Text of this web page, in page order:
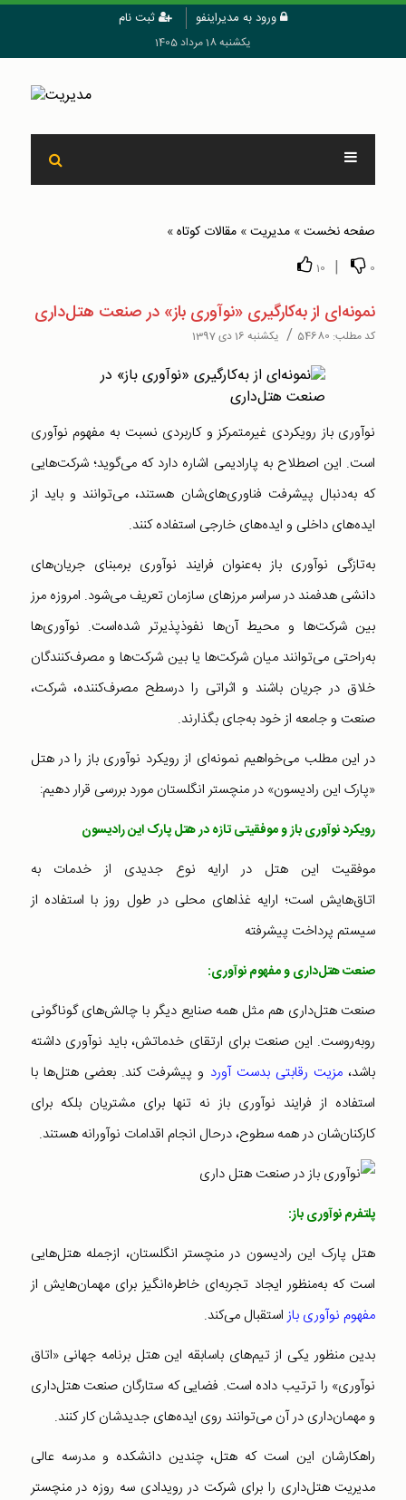
ورود به مدیراینفو ثبت نام
یکشنبه 18 مرداد 1405
صفحه نخست» مدیریت» مقالات کوتاه»
0
|
10
نمونه‌ای از به‌کارگیری «نوآوری باز» در صنعت هتل‌داری
کد مطلب: 54680
/ یکشنبه 16 دی 1397
نوآوری باز رویکردی غیرمتمرکز و کاربردی‌ نسبت به مفهوم نوآوری
است. این اصطلاح به پارادیمی اشاره دارد که می‌گوید؛ شرکت‌هایی
که به‌دنبال پیشرفت فناوری‌های‌شان هستند، می‌توانند و باید از
ایده‌های داخلی و ایده‌های خارجی استفاده کنند.
به‌تازگی نوآوری باز به‌عنوان فرایند نوآوری بر‌مبنای جریان‌های
دانشی هدفمند در سراسر مرزهای سازمان تعریف می‌شود. امروزه مرز
بین شرکت‌ها و محیط آن‌ها نفوذپذیرتر شده‌‌است‌. نوآوری‌ها
به‌راحتی می‌توانند میان شرکت‌ها یا بین شرکت‌ها و مصرف‌کنندگان
خلاق در جریان باشند و اثراتی را درسطح مصرف‌کننده، شرکت،
صنعت و جامعه از خود به‌جای بگذارند.
در این مطلب می‌خواهیم نمونه‌‌‌ای از رویکرد نوآوری باز را در هتل
«پارک این رادیسون» در منچستر انگلستان مورد بررسی قرار دهیم:
رویکرد نوآوری باز و موفقیتی تازه در هتل پارک این رادیسون
موفقیت این هتل در ارایه نوع جدیدی از خدمات به
اتاق‌هایش است؛ ارایه غذاهای محلی در طول روز با استفاده از
سیستم پرداخت پیشرفته
صنعت هتل‌داری و مفهوم نوآوری:
صنعت هتل‌داری هم مثل همه صنایع دیگر با چالش‌های گوناگونی
روبه‌روست. این صنعت برای ارتقای خدماتش، باید نوآوری داشته
باشد، مزیت رقابتی بدست آورد و پیشرفت کند. بعضی هتل‌ها با
استفاده از فرایند نوآوری باز نه تنها برای مشتریان بلکه برای
کارکنان‌شان در همه سطوح، درحال انجام اقدامات نوآورانه هستند.
پلتفرم نوآوری باز:
هتل پارک این رادیسون در منچستر انگلستان، ازجمله هتل‌هایی
است که به‌منظور ایجاد تجربه‌ای خاطره‌انگیز برای مهمان‌هایش از
مفهوم نوآوری بازاستقبال می‌کند.
بدین منظور یکی از تیم‌های باسابقه این هتل برنامه جهانی «اتاق
نوآوری» را ترتیب داده است. فضایی که ستارگان صنعت هتل‌داری
و مهمان‌داری در آن می‌توانند روی ایده‌های جدیدشان کار کنند.
راهکارشان این‌ است که هتل، چندین دانشکده و مدرسه عالی
مدیریت هتل‌داری را برای شرکت در رویدادی سه روزه در منچستر